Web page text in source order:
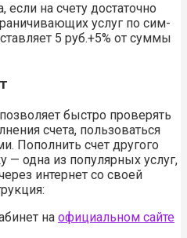
на счету достаточно
услуг по сим-
5 руб.+5% от суммы
быстро проверять
счета, пользоваться
Пополнить счет другого
— одна из популярных услуг,
интернет со своей
на официальном сайте